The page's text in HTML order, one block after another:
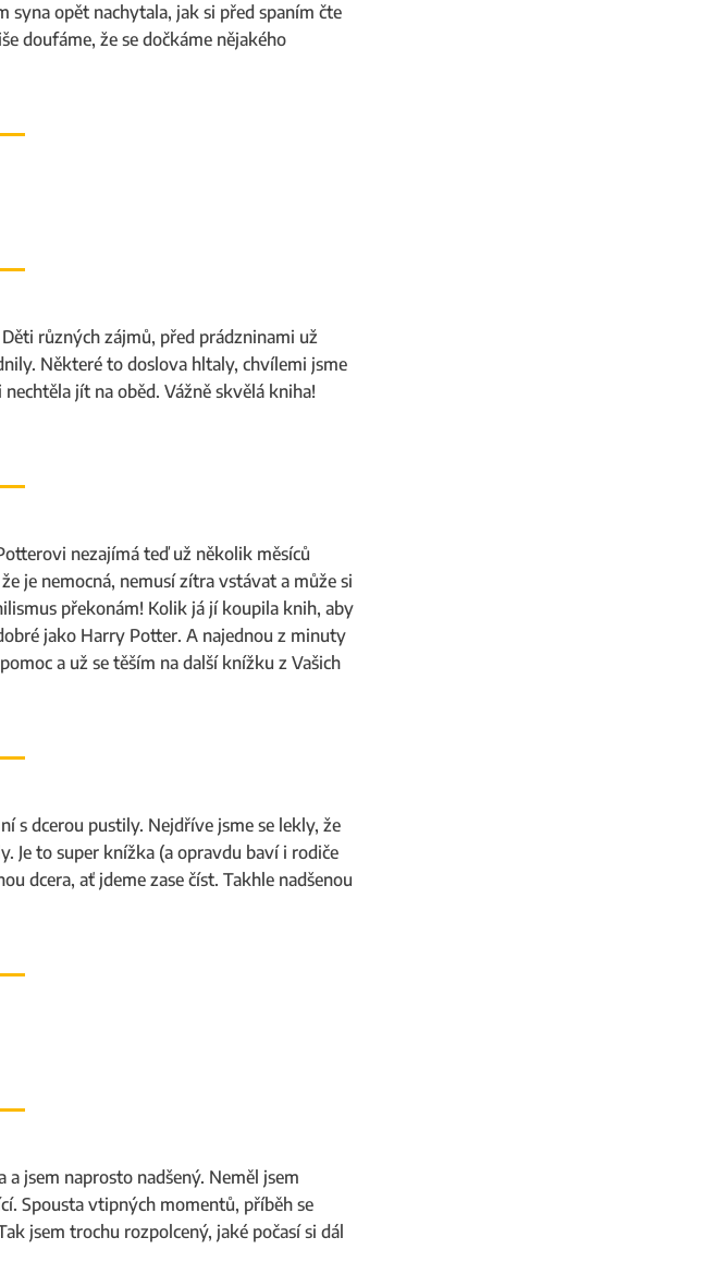
syna opět nachytala, jak si před spaním čte
doufáme, že se dočkáme nějakého
různých zájmů, před prádzninami už
Některé to doslova hltaly, chvílemi jsme
jít na oběd. Vážně skvělá kniha!
nezajímá teď už několik měsíců
je nemocná, nemusí zítra vstávat a může si
překonám! Kolik já jí koupila knih, aby
jako Harry Potter. A najednou z minuty
a už se těším na další knížku z Vašich
s dcerou pustily. Nejdříve jsme se lekly, že
Je to super knížka (a opravdu baví i rodiče
dcera, ať jdeme zase číst. Takhle nadšenou
jsem naprosto nadšený. Neměl jsem
Spousta vtipných momentů, příběh se
jsem trochu rozpolcený, jaké počasí si dál